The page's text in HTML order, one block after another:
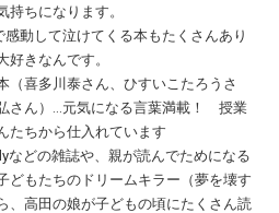
持ちになります。
動して泣けてくる本もたくさんあり
好きなんです。
喜多川泰さん、ひすいこたろうさ
さん）…元気になる言葉満載！ 授業
たちから仕入れています
どの雑誌や、親が読んでためになる
どもたちのドリームキラー（夢を壊す
、高田の娘が子どもの頃にたくさん読